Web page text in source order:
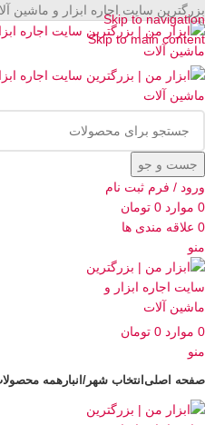
Skip to navigation
Skip to main content
بزرگترین سایت اجاره ابزار و ماشین
جست و جو
ورود / فرم ثبت نام
0 موارد 0 تومان
0 علاقه مندی ها
منو
0 موارد 0 تومان
منو
صفحه اصلی انتخاب شهر/انبار همه